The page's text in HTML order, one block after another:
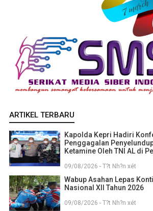
ARTIKEL TERBARU
Kapolda Kepri Hadiri
Penggagalan
Ketamine Oleh TNI AL di
09/08/2026 - T?t Nh?n xét
Wabup Asahan Lepas
Nasional XII Tahun 2026
09/08/2026 - T?t Nh?n xét